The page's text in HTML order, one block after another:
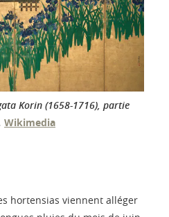
Korin (1658-1716), partie
Wikimedia
hortensias viennent alléger